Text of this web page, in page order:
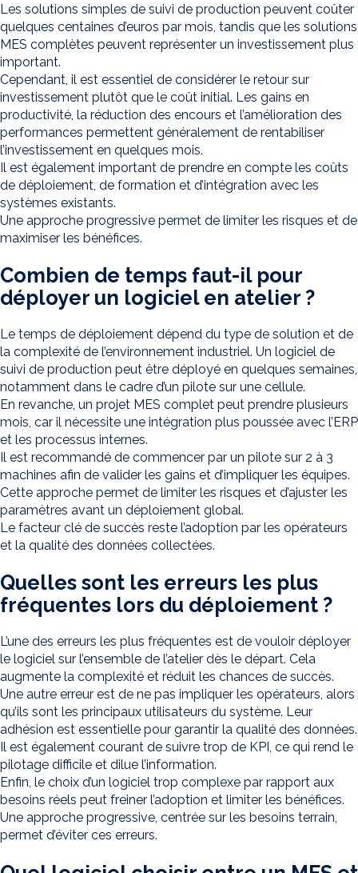
Les solutions simples de suivi de production peuvent coûter
quelques centaines d’euros par mois, tandis que les solutions
MES complètes peuvent représenter un investissement plus
important.
Cependant, il est essentiel de considérer le retour sur
investissement plutôt que le coût initial. Les gains en
productivité, la réduction des encours et l’amélioration des
performances permettent généralement de rentabiliser
l’investissement en quelques mois.
Il est également important de prendre en compte les coûts
de déploiement, de formation et d’intégration avec les
systèmes existants.
Une approche progressive permet de limiter les risques et de
maximiser les bénéfices.
Combien de temps faut-il pour
déployer un logiciel en atelier ?
Le temps de déploiement dépend du type de solution et de
la complexité de l’environnement industriel. Un logiciel de
suivi de production peut être déployé en quelques semaines,
notamment dans le cadre d’un pilote sur une cellule.
En revanche, un projet MES complet peut prendre plusieurs
mois, car il nécessite une intégration plus poussée avec l’ERP
et les processus internes.
Il est recommandé de commencer par un pilote sur 2 à 3
machines afin de valider les gains et d’impliquer les équipes.
Cette approche permet de limiter les risques et d’ajuster les
paramètres avant un déploiement global.
Le facteur clé de succès reste l’adoption par les opérateurs
et la qualité des données collectées.
Quelles sont les erreurs les plus
fréquentes lors du déploiement ?
L’une des erreurs les plus fréquentes est de vouloir déployer
le logiciel sur l’ensemble de l’atelier dès le départ. Cela
augmente la complexité et réduit les chances de succès.
Une autre erreur est de ne pas impliquer les opérateurs, alors
qu’ils sont les principaux utilisateurs du système. Leur
adhésion est essentielle pour garantir la qualité des données.
Il est également courant de suivre trop de KPI, ce qui rend le
pilotage difficile et dilue l’information.
Enfin, le choix d’un logiciel trop complexe par rapport aux
besoins réels peut freiner l’adoption et limiter les bénéfices.
Une approche progressive, centrée sur les besoins terrain,
permet d’éviter ces erreurs.